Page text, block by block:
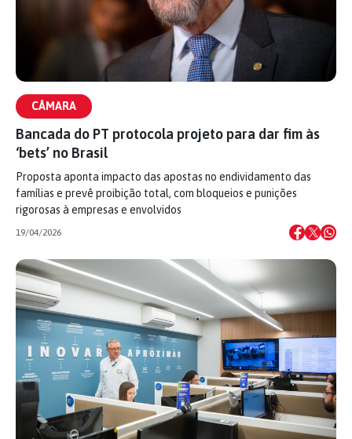
CÂMARA
Bancada do PT protocola projeto para dar fim às
‘bets’ no Brasil
Proposta aponta impacto das apostas no endividamento das
famílias e prevê proibição total, com bloqueios e punições
rigorosas à empresas e envolvidos
19/04/2026